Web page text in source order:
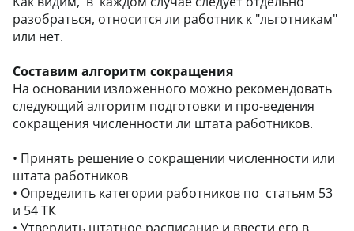
разобраться, относится ли работник к "льготникам"
или нет.
Составим алгоритм сокращения
На основании изложенного можно рекомендовать
следующий алгоритм подготовки и про-ведения
сокращения численности ли штата работников.
• Принять решение о сокращении численности или
штата работников
• Определить категории работников по статьям 53
и 54 ТК